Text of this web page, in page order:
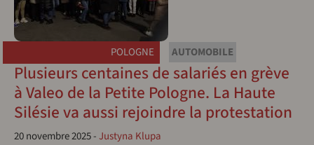
POLOGNE AUTOMOBILE
Plusieurs centaines de salariés en grève
à Valeo de la Petite Pologne. La Haute
Silésie va aussi rejoindre la protestation
20 novembre 2025-Justyna Klupa